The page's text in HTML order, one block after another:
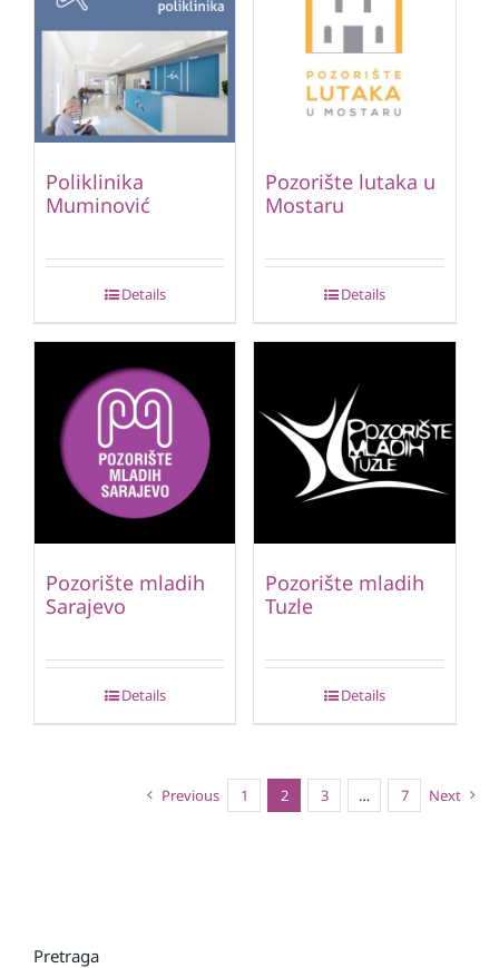
Poliklinika
Muminović
Details
Pozorište lutaka u
Mostaru
Details
Pozorište mladih
Sarajevo
Details
Pozorište mladih
Tuzle
Details
Previous 1 2 3 … 7 Next
Pretraga